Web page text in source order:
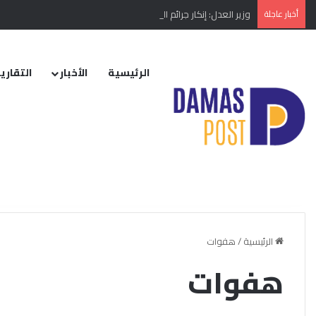
أخبار عاجلة وزير العدل: إنكار جرائم النظام البائد أو تبريرها مخالفة
الرئيسية الأخبار
الرئيسية/هفوات
هفوات